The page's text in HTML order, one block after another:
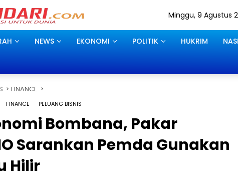
Minggu, 9 Agustus
NEWS EKONOMI POLITIK HUKRIM
FINANCE
FINANCE PELUANG BISNIS
Bombana, Pakar
Sarankan Pemda Gunakan
Hilir